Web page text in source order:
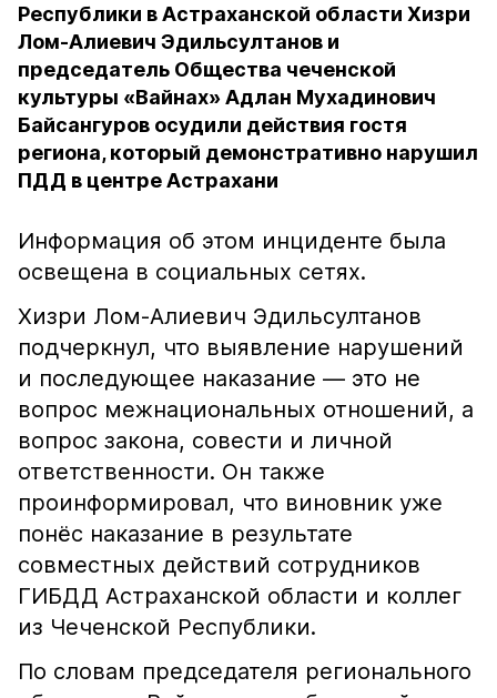
Республики в Астраханской области Хизри
Лом-Алиевич Эдильсултанов и
председатель Общества чеченской
культуры «Вайнах» Адлан Мухадинович
Байсангуров осудили действия гостя
региона, который демонстративно нарушил
ПДД в центре Астрахани
Информация об этом инциденте была
освещена в социальных сетях.
Хизри Лом-Алиевич Эдильсултанов
подчеркнул, что выявление нарушений
и последующее наказание — это не
вопрос межнациональных отношений, а
вопрос закона, совести и личной
ответственности. Он также
проинформировал, что виновник уже
понёс наказание в результате
совместных действий сотрудников
ГИБДД Астраханской области и коллег
из Чеченской Республики.
По словам председателя регионального